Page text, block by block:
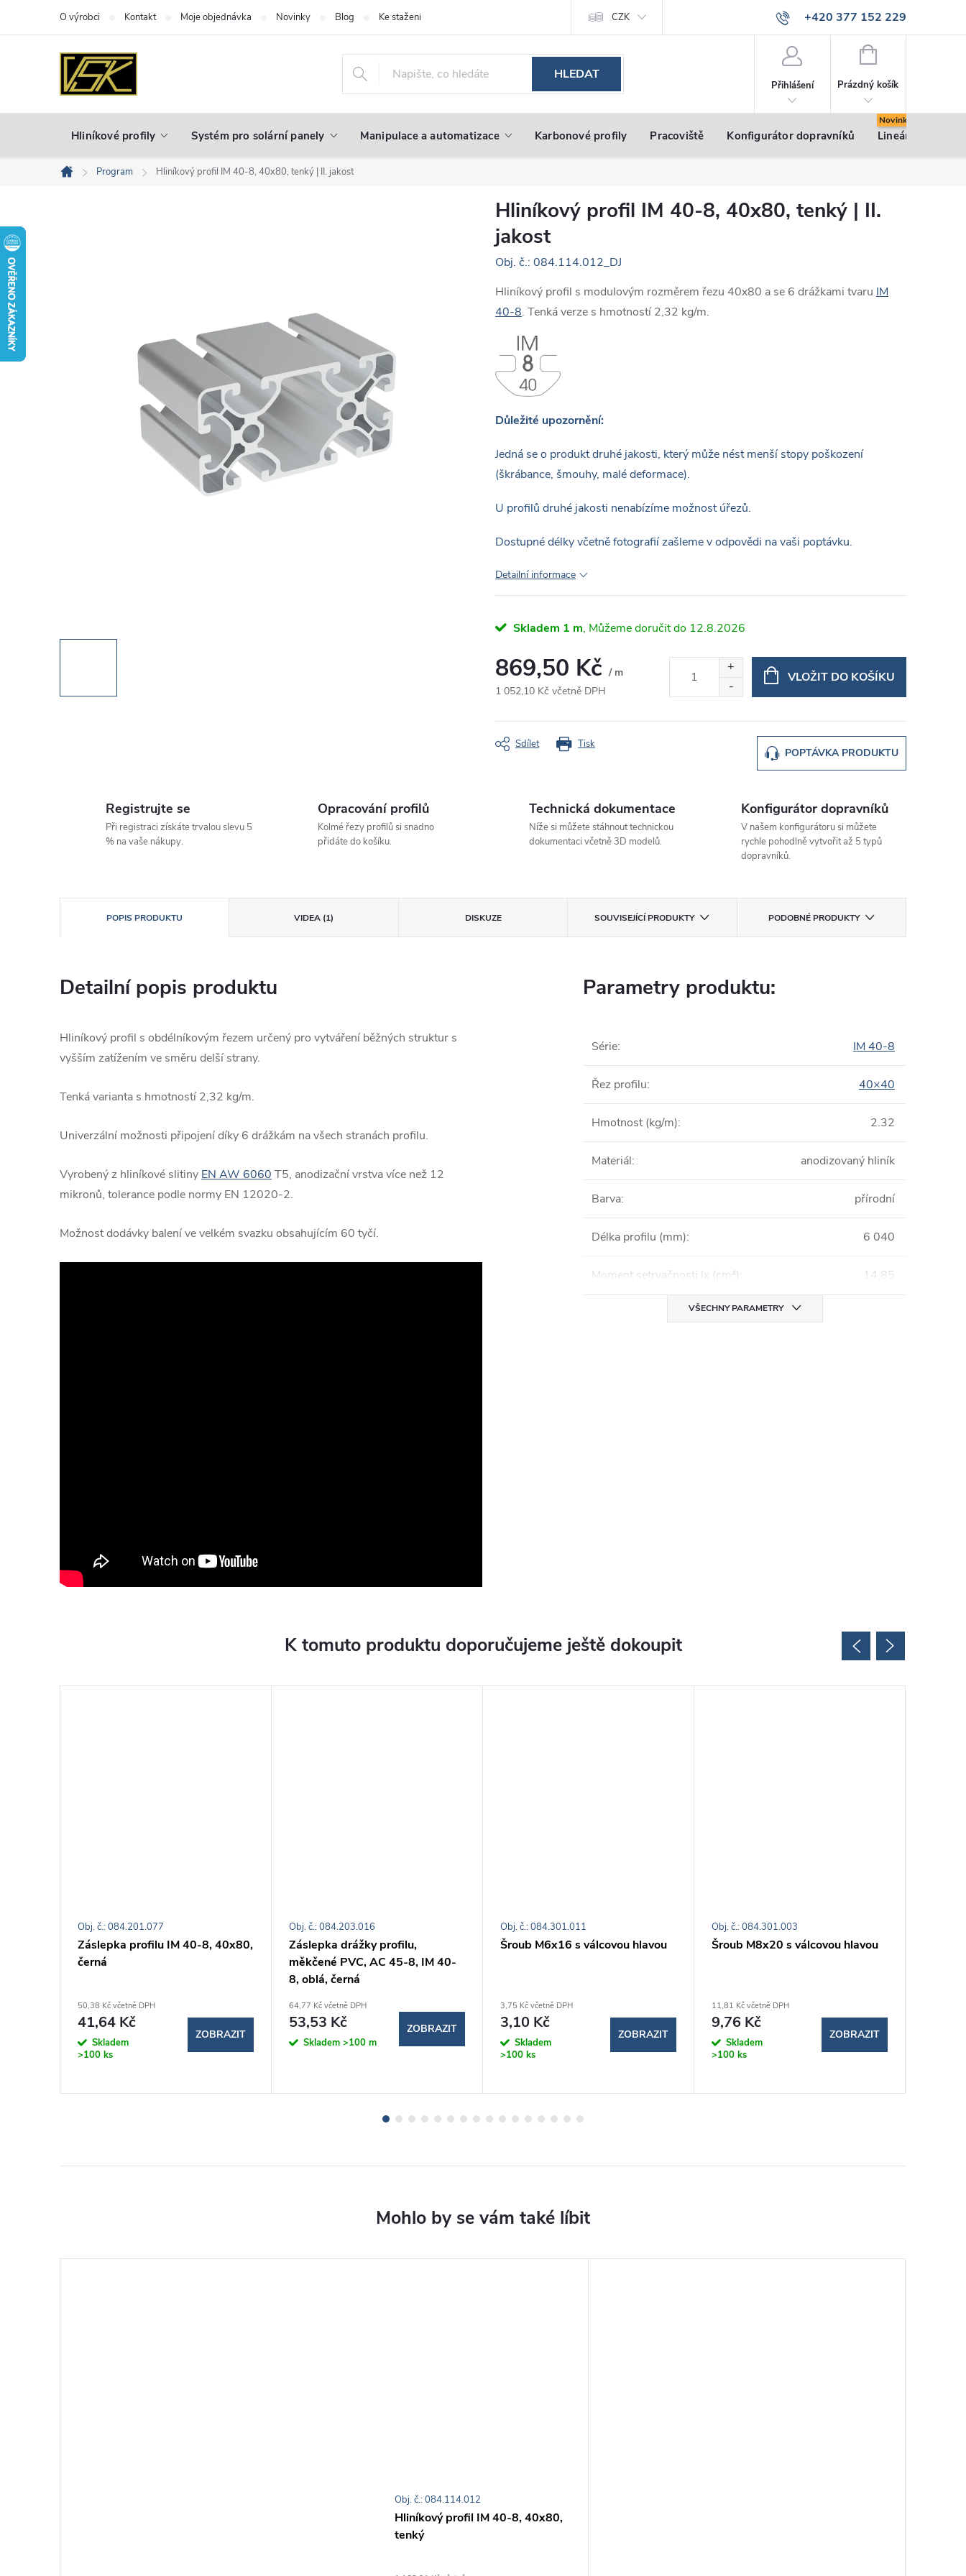
+420 377 152 229
info@vsk-profily.cz
O výrobci Kontakt Moje objednávka Novinky Blog Ke stažení CZK
HLEDAT
Přihlášení
NÁKUPNÍ
Prázdný košík
Hliníkové profily Systém pro solární panely Manipulace a automatizace Karbonové profily Pracoviště Konfigurátor dopravníků Lineární pohony
Domů
Program Hliníkový profil IM 40-8, 40x80, tenký | II. jakost
Hliníkový profil IM 40-8, 40x80, tenký | II.
jakost
Obj. č.: 084.114.012_DJ
Hliníkový profil s modulovým rozměrem řezu 40x80 a se 6 drážkami tvaru IM
40-8. Tenká verze s hmotností 2,32 kg/m.
Důležité upozornění:
Jedná se o produkt druhé jakosti, který může nést menší stopy poškození
(škrábance, šmouhy, malé deformace).
U profilů druhé jakosti nenabízíme možnost úřezů.
Dostupné délky včetně fotografií zašleme v odpovědi na vaši poptávku.
Detailní informace
Skladem 1 m 12.8.2026
869,50 Kč / m
1 052,10 Kč včetně DPH
cena:
VLOŽIT DO KOŠÍKU
Tisk
POPTÁVKA PRODUKTU
Sdílet
Registrujte se
Při registraci získáte trvalou slevu 5
% na vaše nákupy.
Opracování profilů
Kolmé řezy profilů si snadno
přidáte do košíku.
Technická dokumentace
Níže si můžete stáhnout technickou
dokumentaci včetně 3D modelů.
Konfigurátor dopravníků
V našem konfigurátoru si můžete
rychle pohodlně vytvořit až 5 typů
dopravníků.
POPIS PRODUKTU VIDEA (1) DISKUZE SOUVISEJÍCÍ PRODUKTY PODOBNÉ PRODUKTY
Detailní popis produktu
Hliníkový profil s obdélníkovým řezem určený pro vytváření běžných struktur s
vyšším zatížením ve směru delší strany.
Tenká varianta s hmotností 2,32 kg/m.
Univerzální možnosti připojení díky 6 drážkám na všech stranách profilu.
Vyrobený z hliníkové slitiny EN AW 6060 T5, anodizační vrstva více než 12
mikronů, tolerance podle normy EN 12020-2.
Možnost dodávky balení ve velkém svazku obsahujícím 60 tyčí.
Parametry produktu:
Série: IM 40-8
Řez profilu: 40×40
Hmotnost (kg/m): 2.32
Materiál: anodizovaný hliník
Barva: přírodní
Délka profilu (mm): 6 040
Moment setrvačnosti lx (cm⁴): 14,85
VŠECHNY PARAMETRY
K tomuto produktu doporučujeme ještě dokoupit
Záslepka profilu IM 40-8, 40x80,
černá
50,38 Kč včetně DPH
41,64 Kč
Skladem
>100 ks
ZOBRAZIT
Obj. č.: 084.201.077
Záslepka drážky profilu,
měkčené PVC, AC 45-8, IM 40-
8, oblá, černá
64,77 Kč včetně DPH
53,53 Kč
Skladem >100 m
ZOBRAZIT
Obj. č.: 084.203.016
Šroub M6x16 s válcovou hlavou
3,75 Kč včetně DPH
3,10 Kč
Skladem
>100 ks
ZOBRAZIT
Obj. č.: 084.301.011
Šroub M8x20 s válcovou hlavou
11,81 Kč včetně DPH
9,76 Kč
Skladem
>100 ks
ZOBRAZIT
Obj. č.: 084.301.003
Hliníkový profil IM 40-8, 40x80,
tenký
Obj. č.: 084.114.012